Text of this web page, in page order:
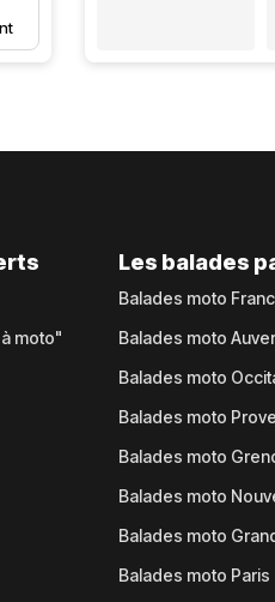
moto"
Les balades
Balades moto
Balades moto
Balades moto
Balades moto
Balades moto
Balades moto
Balades moto
Balades moto Paris